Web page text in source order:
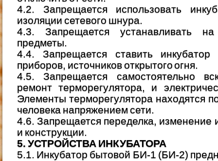
4.2. Запрещается использовать
изоляции сетевого шнура.
4.3. Запрещается устанавливать на
предметы.
4.4. Запрещается ставить инкубатор
приборов, источников открытого огня.
4.5. Запрещается самостоятельно
ремонт терморегулятора, и
Элементы терморегулятора находятся
человека напряжением сети.
4.6. Запрещается переделка, изменение
и конструкции.
5. УСТРОЙСТВА ИНКУБАТОРА
5.1. Инкубатор бытовой БИ-1 (БИ-2)